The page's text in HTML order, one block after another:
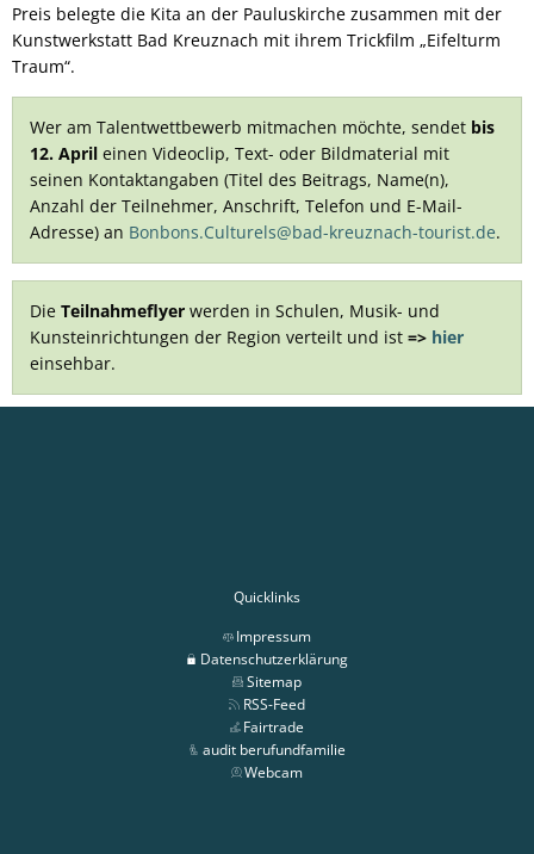
Preis belegte die Kita an der Pauluskirche zusammen mit der
Kunstwerkstatt Bad Kreuznach mit ihrem Trickfilm „Eifelturm
Traum“.
Wer am Talentwettbewerb mitmachen möchte, sendet bis
12. April einen Videoclip, Text- oder Bildmaterial mit
seinen Kontaktangaben (Titel des Beitrags, Name(n),
Anzahl der Teilnehmer, Anschrift, Telefon und E-Mail-
Adresse) an Bonbons.Culturels@bad-kreuznach-tourist.de.
Die Teilnahmeflyer werden in Schulen, Musik- und
Kunsteinrichtungen der Region verteilt und ist => hier
einsehbar.
Quicklinks
Impressum
Datenschutzerklärung
Sitemap
RSS-Feed
Fairtrade
audit berufundfamilie
Webcam